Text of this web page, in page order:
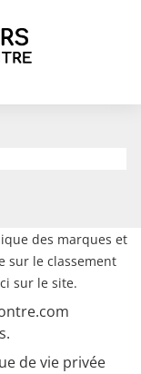
des marques et
sur le classement
sur le site.
de vie privée